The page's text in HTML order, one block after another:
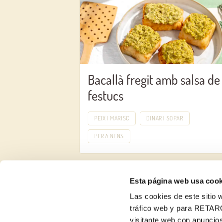
Esta página web usa
Las cookies de este sitio
tráfico web y para
visitante web con
Bacallà fregit amb salsa de
festucs
PEIX I MARISC DINAR I SOPAR
PER A NENS